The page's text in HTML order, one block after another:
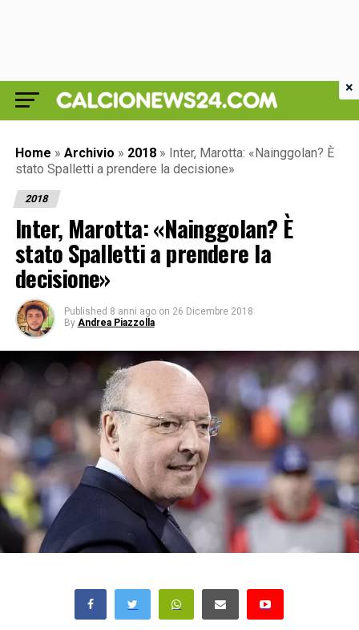
Home » Archivio » 2018 » Inter, Marotta: «Nainggolan? È
stato Spalletti a prendere la decisione»
2018
Inter, Marotta: «Nainggolan? È
stato Spalletti a prendere la
decisione»
Published 8 anni ago on 26 Dicembre 2018
By Andrea Piazzolla
×